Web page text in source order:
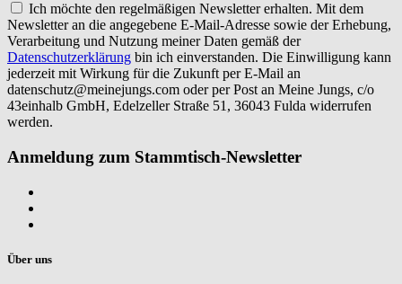
Ich möchte den regelmäßigen Newsletter erhalten. Mit dem
Newsletter an die angegebene E-Mail-Adresse sowie der Erhebung,
Verarbeitung und Nutzung meiner Daten gemäß der
Datenschutzerklärung bin ich einverstanden. Die Einwilligung kann
jederzeit mit Wirkung für die Zukunft per E-Mail an
datenschutz@meinejungs.com oder per Post an Meine Jungs, c/o
43einhalb GmbH, Edelzeller Straße 51, 36043 Fulda widerrufen
werden.
Anmeldung zum Stammtisch-Newsletter
Über uns